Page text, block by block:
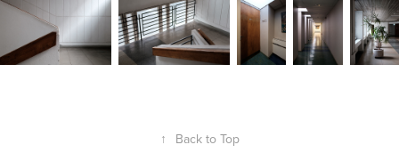
↑ Back to Top